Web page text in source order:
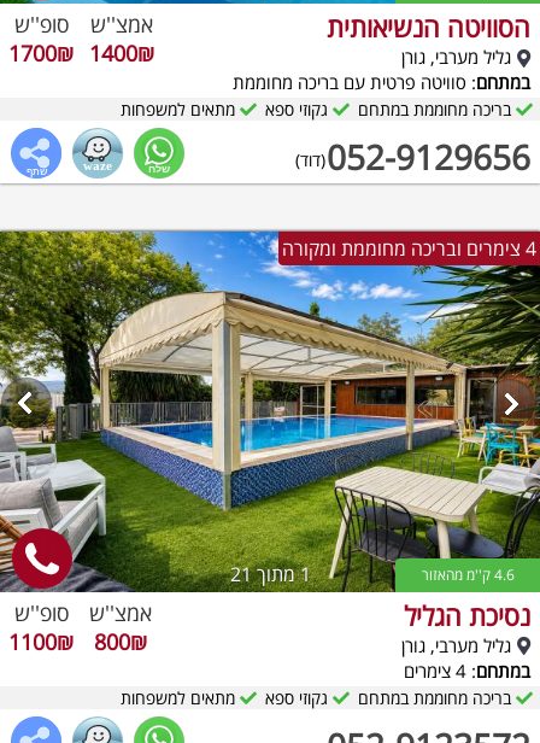
הסוויטה הנשיאותית
גליל מערבי, גורן
במתחם: סוויטה פרטית עם בריכה מחוממת
052-9129656(דוד)
אמצ''ש
1400₪
סופ''ש
1700₪
בריכה מחוממת במתחם גקוזי ספא מתאים למשפחות
4 צימרים ובריכה מחוממת ומקורה
1מתוך 21 4.6 ק''מ מהאזור
נסיכת הגליל
גליל מערבי, גורן
במתחם: 4 צימרים
אמצ''ש
800₪
סופ''ש
1100₪
בריכה מחוממת במתחם גקוזי ספא מתאים למשפחות